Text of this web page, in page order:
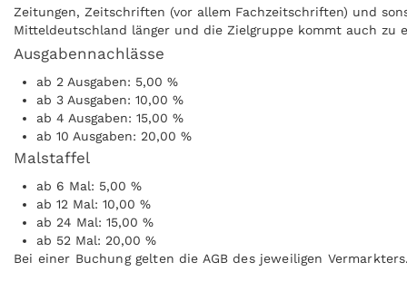
Zeitungen, Zeitschriften (vor allem Fachzeitschriften) und
Mitteldeutschland länger und die Zielgruppe kommt auch
Anzeigen können zudem nachgeblättert und mitgenommen
Anzeigenblätter, Media Mitteldeutschland kann ohne
Ausgabennachlässe
ab 2 Ausgaben: 5,00 %
ab 3 Ausgaben: 10,00 %
ab 4 Ausgaben: 15,00 %
ab 10 Ausgaben: 20,00 %
Malstaffel
ab 6 Mal: 5,00 %
ab 12 Mal: 10,00 %
ab 24 Mal: 15,00 %
ab 52 Mal: 20,00 %
Bei einer Buchung gelten die AGB des jeweiligen